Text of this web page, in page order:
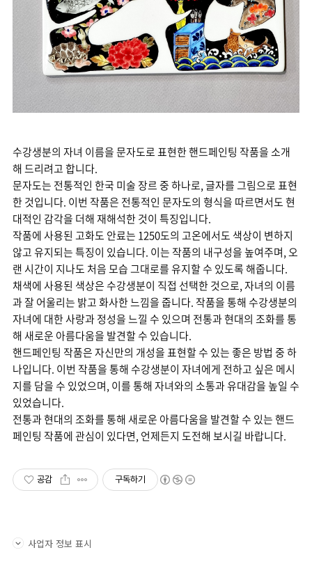
수강생분의 자녀 이름을 문자도로 표현한 핸드페인팅 작품을 소개
해 드리려고 합니다.
문자도는 전통적인 한국 미술 장르 중 하나로, 글자를 그림으로 표현
한 것입니다. 이번 작품은 전통적인 문자도의 형식을 따르면서도 현
대적인 감각을 더해 재해석한 것이 특징입니다.
작품에 사용된 고화도 안료는 1250도의 고온에서도 색상이 변하지
않고 유지되는 특징이 있습니다. 이는 작품의 내구성을 높여주며, 오
랜 시간이 지나도 처음 모습 그대로를 유지할 수 있도록 해줍니다.
채색에 사용된 색상은 수강생분이 직접 선택한 것으로, 자녀의 이름
과 잘 어울리는 밝고 화사한 느낌을 줍니다. 작품을 통해 수강생분의
자녀에 대한 사랑과 정성을 느낄 수 있으며 전통과 현대의 조화를 통
해 새로운 아름다움을 발견할 수 있습니다.
핸드페인팅 작품은 자신만의 개성을 표현할 수 있는 좋은 방법 중 하
나입니다. 이번 작품을 통해 수강생분이 자녀에게 전하고 싶은 메시
지를 담을 수 있었으며, 이를 통해 자녀와의 소통과 유대감을 높일 수
있었습니다.
전통과 현대의 조화를 통해 새로운 아름다움을 발견할 수 있는 핸드
페인팅 작품에 관심이 있다면, 언제든지 도전해 보시길 바랍니다.
공감 구독하기
사업자 정보 표시